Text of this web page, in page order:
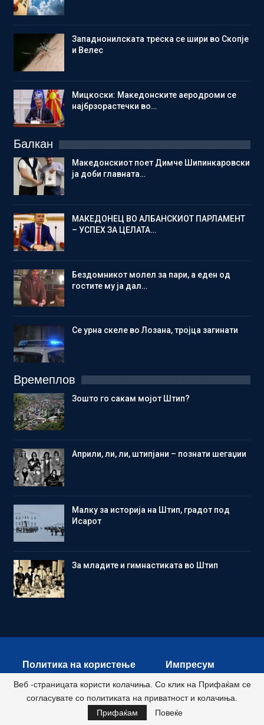
Западнонилската треска се шири во Скопје
и Велес
Мицкоски: Македонските аеродроми се
најбрзорастечки во…
Балкан
Македонскиот поет Димче Шипинкаровски
ја доби главната…
МАКЕДОНЕЦ ВО АЛБАНСКИОТ ПАРЛАМЕНТ
– УСПЕХ ЗА ЦЕЛАТА…
Бездомникот молел за пари, а еден од
гостите му ја дал…
Се урна скеле во Лозана, тројца загинати
Времеплов
Зошто го сакам мојот Штип?
Aприли, ли, ли, штипјани – познати шегаџии
Малку за историја на Штип, градот под
Исарот
Зa младите и гимнастиката во Штип
Политика на користење Импресум
Контакт
Веб -страницата користи колачиња. Со клик на Прифаќам се
согласувате со политиката на приватност и колачиња.
Прифаќам
Повеќе